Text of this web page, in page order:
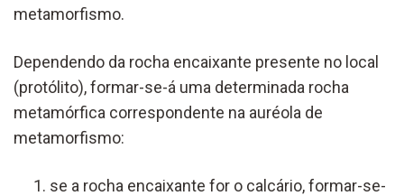
metamorfismo.
Dependendo da rocha encaixante presente no local
(protólito), formar-se-á uma determinada rocha
metamórfica correspondente na auréola de
metamorfismo:
se a rocha encaixante for o calcário, formar-se-